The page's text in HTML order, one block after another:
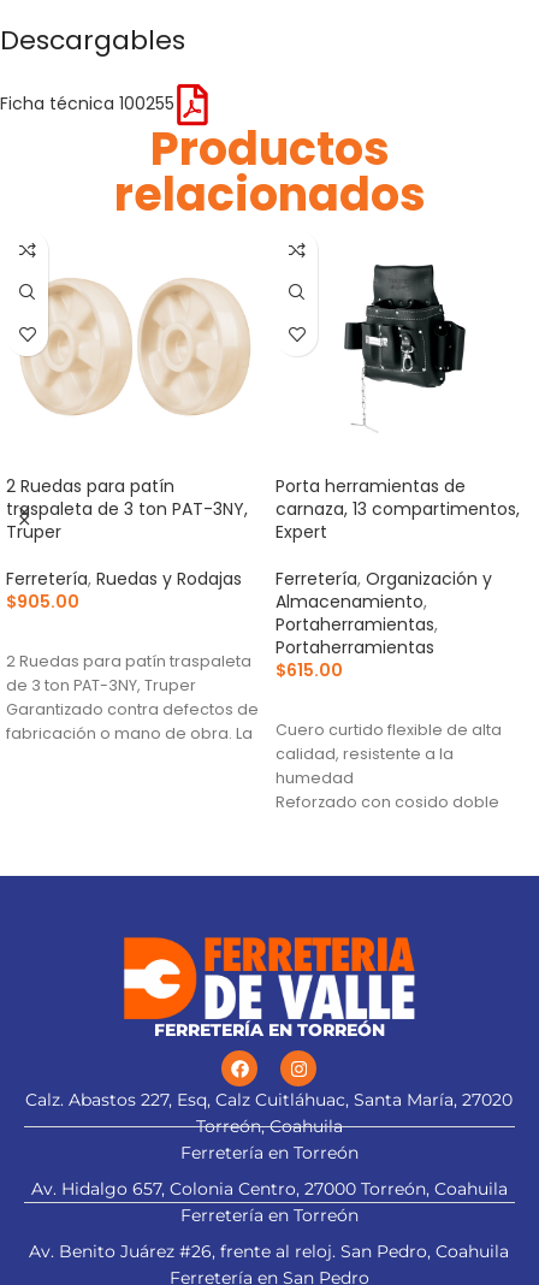
Descargables
Ficha técnica 100255
Productos
relacionados
2 Ruedas para patín
traspaleta de 3 ton PAT-3NY,
Truper
Ferretería, Ruedas y Rodajas
$905.00
2 Ruedas para patín traspaleta
de 3 ton PAT-3NY, Truper
Garantizado contra defectos de
fabricación o mano de obra. La
Porta herramientas de
carnaza, 13 compartimentos,
Expert
Ferretería, Organización y
Almacenamiento,
Portaherramientas,
Portaherramientas
$615.00
Cuero curtido flexible de alta
calidad, resistente a la
humedad
Reforzado con cosido doble
Remachado para mayor
FERRETERÍA EN TORREÓN
Calz. Abastos 227, Esq, Calz Cuitláhuac, Santa María, 27020
Torreón, Coahuila
Ferretería en Torreón
Av. Hidalgo 657, Colonia Centro, 27000 Torreón, Coahuila
Ferretería en Torreón
Av. Benito Juárez #26, frente al reloj. San Pedro, Coahuila
Ferretería en San Pedro